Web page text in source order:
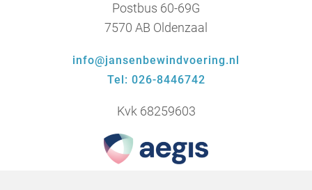
Postbus 60-69G
7570 AB Oldenzaal
info@jansenbewindvoering.nl
Tel: 026-8446742
Kvk 68259603